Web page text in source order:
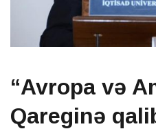
“Avropa və
Qareginə